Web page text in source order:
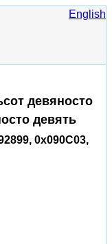
English
девяносто
девять
0x090C03,